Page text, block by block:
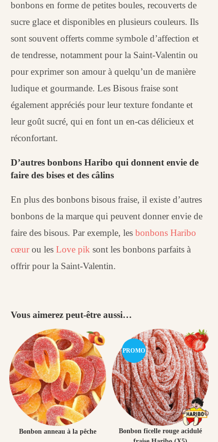
bonbons en forme de petites boules, recouverts de
sucre glace et disponibles en plusieurs couleurs. Ils
sont souvent offerts comme symbole d’affection et
de tendresse, notamment pour la Saint-Valentin ou
pour exprimer son amour à quelqu’un de manière
ludique et gourmande. Les Bisous fraise sont
également appréciés pour leur texture fondante et
leur goût sucré, qui en font un en-cas délicieux et
réconfortant.
D’autres bonbons Haribo qui donnent envie de
faire des bises et des câlins
En plus des bonbons bisous fraise, il existe d’autres
bonbons de la marque qui peuvent donner envie de
faire des bisous. Par exemple, lesbonbons Haribo
cœurou lesLove pik sont les bonbons parfaits à
offrir pour la Saint-Valentin.
Vous aimerez peut-être aussi…
Bonbon anneau à la pêche
PROMO
!
Bonbon ficelle rouge acidulé